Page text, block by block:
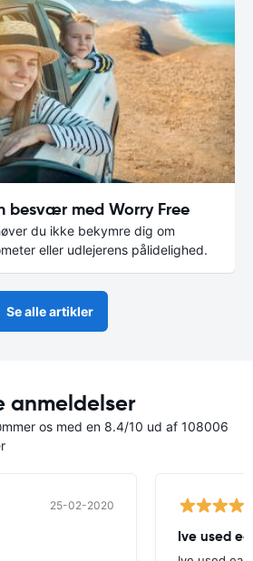
besvær med Worry Free
du ikke bekymre dig om
eller udlejerens pålidelighed.
Se alle artikler
anmeldelser
os med en 8.4/10 ud af 108006
25-02-2020
Ive used